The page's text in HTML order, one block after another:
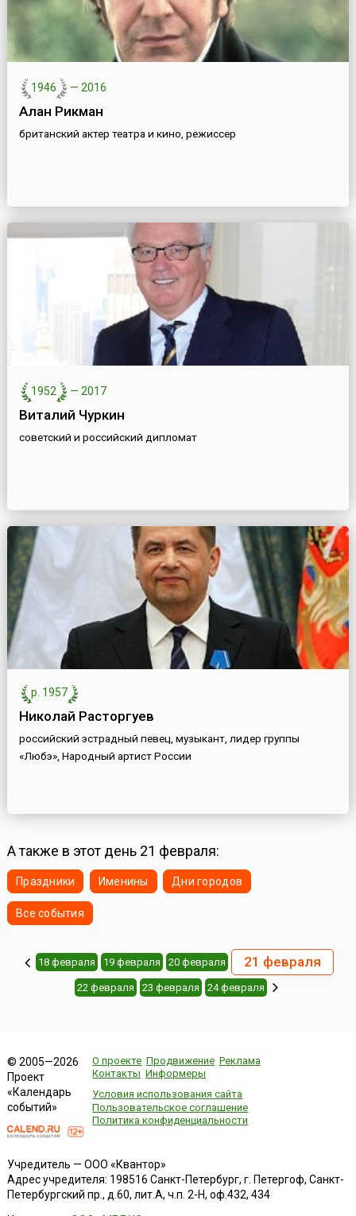
1946 — 2016
Алан Рикман
британский актер театра и кино, режиссер
1952 — 2017
Виталий Чуркин
советский и российский дипломат
р. 1957
Николай Расторгуев
российский эстрадный певец, музыкант, лидер группы
«Любэ», Народный артист России
А также в этот день 21 февраля:
Праздники Именины Дни городов
Все события
18 февраля 19 февраля 20 февраля 21 февраля
22 февраля 23 февраля 24 февраля
© 2005—2026
Проект
«Календарь
событий»
О проекте Продвижение Реклама
Контакты Информеры
Условия использования сайта
Пользовательское соглашение
Политика конфиденциальности
Учредитель — ООО «Квантор»
Адрес учредителя: 198516 Санкт-Петербург, г. Петергоф, Санкт-
Петербургский пр., д.60, лит.А, ч.п. 2-Н, оф.432, 434